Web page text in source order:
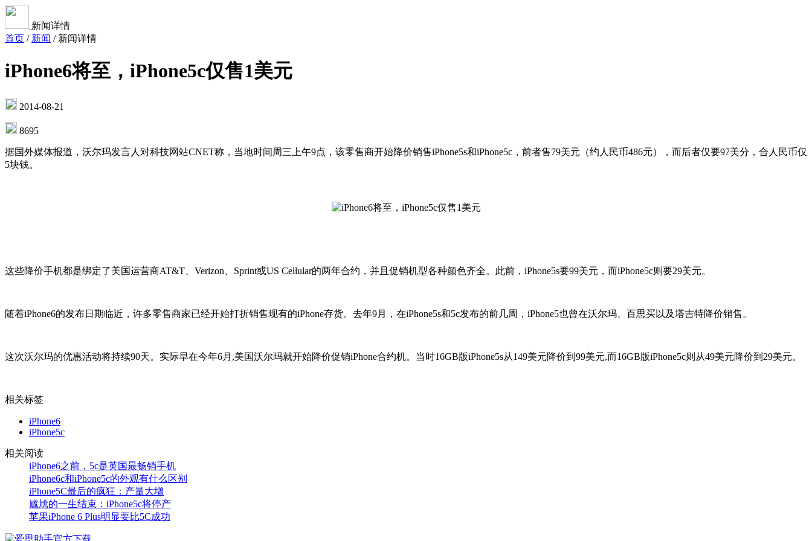
新闻详情
首页 / 新闻 / 新闻详情
iPhone6将至，iPhone5c仅售1美元
2014-08-21
8695
据国外媒体报道，沃尔玛发言人对科技网站CNET称，当地时间周三上午9点，该零售商开始降价销售iPhone5s和iPhone5c，前者售79美元（约人民币486元），而后者仅要97美分，合人民币仅
5块钱。
这些降价手机都是绑定了美国运营商AT&T、Verizon、Sprint或US Cellular的两年合约，并且促销机型各种颜色齐全。此前，iPhone5s要99美元，而iPhone5c则要29美元。
随着iPhone6的发布日期临近，许多零售商家已经开始打折销售现有的iPhone存货。去年9月，在iPhone5s和5c发布的前几周，iPhone5也曾在沃尔玛、百思买以及塔吉特降价销售。
这次沃尔玛的优惠活动将持续90天。实际早在今年6月,美国沃尔玛就开始降价促销iPhone合约机。当时16GB版iPhone5s从149美元降价到99美元,而16GB版iPhone5c则从49美元降价到29美元。
相关标签
iPhone6
iPhone5c
相关阅读
iPhone6之前，5c是英国最畅销手机
iPhone6c和iPhone5c的外观有什么区别
iPhone5C最后的疯狂：产量大增
尴尬的一生结束：iPhone5c将停产
苹果iPhone 6 Plus明显要比5C成功